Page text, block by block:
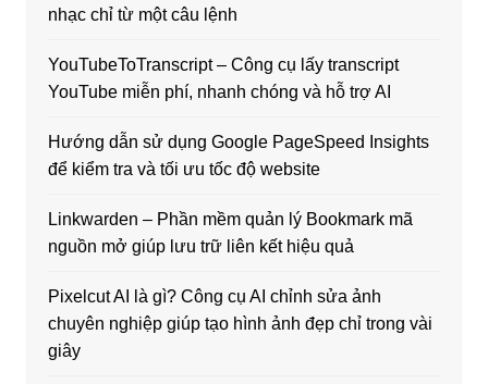
nhạc chỉ từ một câu lệnh
YouTubeToTranscript – Công cụ lấy transcript
YouTube miễn phí, nhanh chóng và hỗ trợ AI
Hướng dẫn sử dụng Google PageSpeed Insights
để kiểm tra và tối ưu tốc độ website
Linkwarden – Phần mềm quản lý Bookmark mã
nguồn mở giúp lưu trữ liên kết hiệu quả
Pixelcut AI là gì? Công cụ AI chỉnh sửa ảnh
chuyên nghiệp giúp tạo hình ảnh đẹp chỉ trong vài
giây